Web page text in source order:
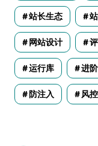
站长生态
网站设计
运行库 进
防注入 风控